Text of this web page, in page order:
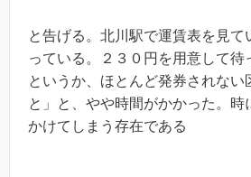
と告げる。北川駅で運賃表を見て
っている。２３０円を用意して待
というか、ほとんど発券されない
と」と、やや時間がかかった。時
かけてしまう存在である